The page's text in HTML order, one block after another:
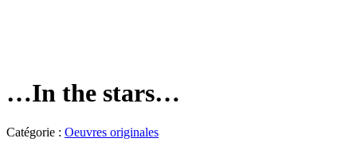
…In the stars…
Catégorie : Oeuvres originales